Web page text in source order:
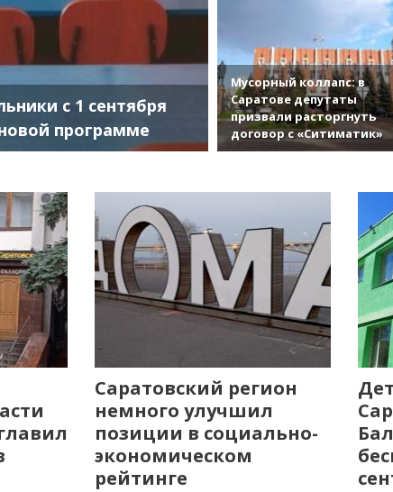
с 1 сентября
программе
Мусорный коллапс: в
Саратове депутаты
призвали расторгнуть
договор с «Ситиматик»
Саратовский регион
немного улучшил
позиции в социально-
экономическом
рейтинге